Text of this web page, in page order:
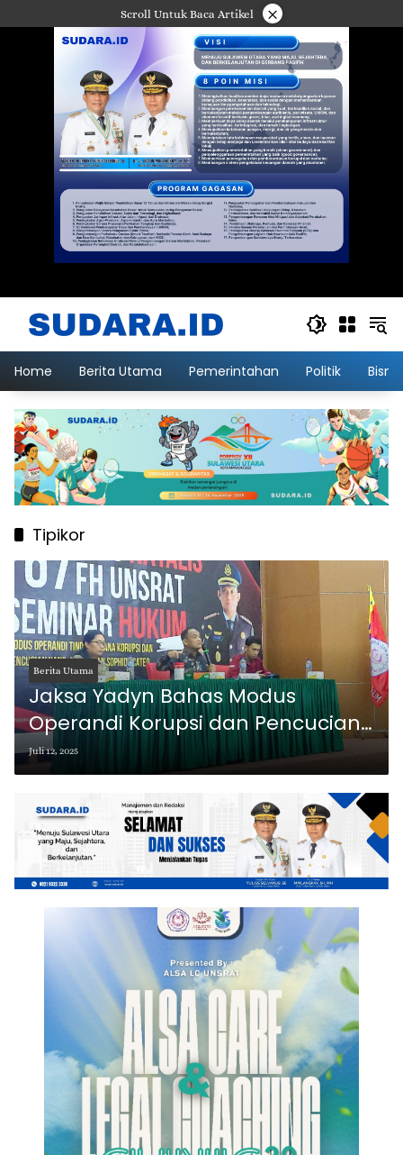
ke
Scroll Untuk Baca Artikel ×
Home Berita Utama Pemerintahan Politik
Tipikor
Berita Utama
Jaksa Yadyn Bahas Modus
Operandi Korupsi dan Pencucian
Uang Sophisticated di Seminar
Hukum Unsrat
Juli 12, 2025